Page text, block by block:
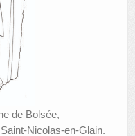
de Bolsée,
Nicolas-en-Glain.